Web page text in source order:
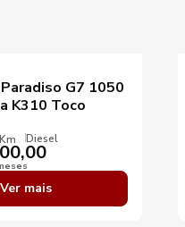
G7 1050
K310 Toco
Diesel
Ver mais